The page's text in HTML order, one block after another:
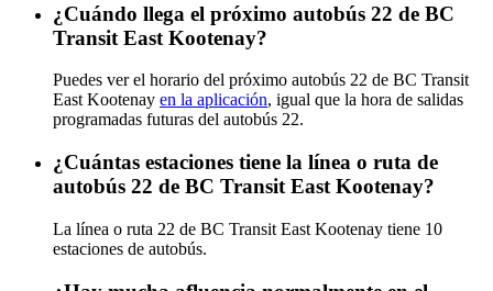
¿Cuándo llega el próximo autobús 22 de BC
Transit East Kootenay?
Puedes ver el horario del próximo autobús 22 de BC Transit
East Kootenay en la aplicación, igual que la hora de salidas
programadas futuras del autobús 22.
¿Cuántas estaciones tiene la línea o ruta de
autobús 22 de BC Transit East Kootenay?
La línea o ruta 22 de BC Transit East Kootenay tiene 10
estaciones de autobús.